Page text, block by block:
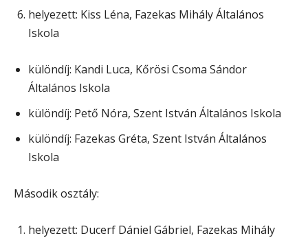
helyezett: Kiss Léna, Fazekas Mihály Általános
Iskola
különdíj: Kandi Luca, Kőrösi Csoma Sándor
Általános Iskola
különdíj: Pető Nóra, Szent István Általános Iskola
különdíj: Fazekas Gréta, Szent István Általános
Iskola
Második osztály:
helyezett: Ducerf Dániel Gábriel, Fazekas Mihály